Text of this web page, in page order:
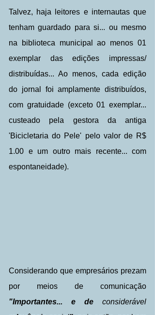
Talvez, haja leitores e internautas que
tenham guardado para si... ou mesmo
na biblioteca municipal ao menos 01
exemplar das edições impressas/
distribuídas... Ao menos, cada edição
do jornal foi amplamente distribuídos,
com gratuidade (exceto 01 exemplar...
custeado pela gestora da antiga
'Bicicletaria do Pele' pelo valor de R$
1.00 e um outro mais recente... com
espontaneidade).
Considerando que empresários prezam
"Importantes... e de